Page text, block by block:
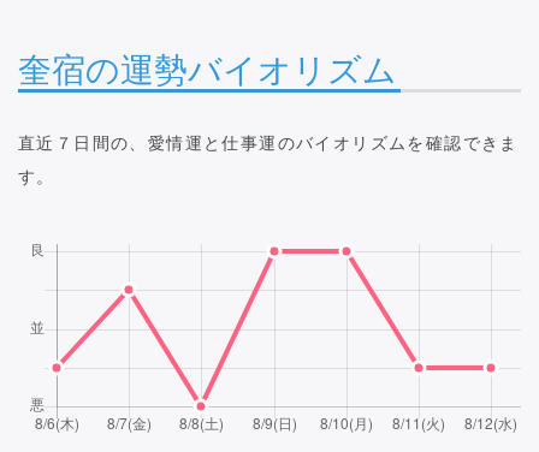
奎宿の運勢バイオリズム
直近７日間の、愛情運と仕事運のバイオリズムを確認できま
す。